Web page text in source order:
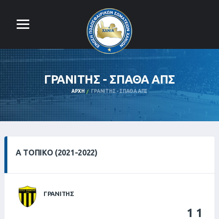
ΓΡΑΝΙΤΗΣ - ΣΠΑΘΑ ΑΠΣ
ΑΡΧΉ ΓΡΑΝΙΤΗΣ - ΣΠΑΘΑ ΑΠΣ
Α ΤΟΠΙΚΌ (2021-2022)
ΓΡΑΝΙΤΗΣ
1 1